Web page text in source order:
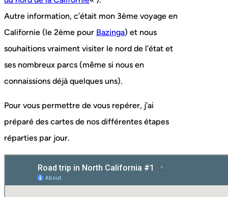
Autre information, c’était mon 3ème voyage en
Californie (le 2ème pour Bazinga) et nous
souhaitions vraiment visiter le nord de l’état et
ses nombreux parcs (même si nous en
connaissions déjà quelques uns).
Pour vous permettre de vous repérer, j’ai
préparé des cartes de nos différentes étapes
réparties par jour.